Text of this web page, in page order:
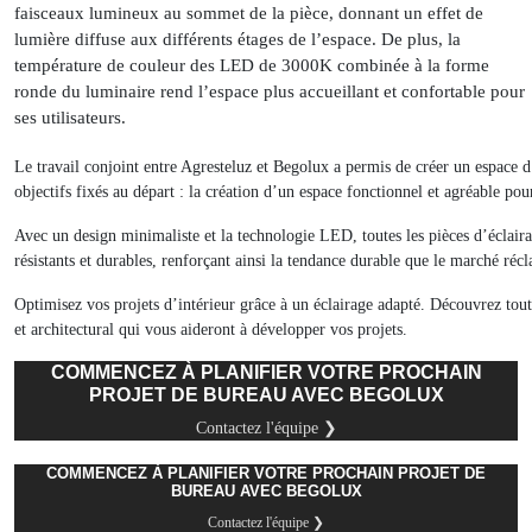
faisceaux lumineux au sommet de la pièce, donnant un effet de
lumière diffuse aux différents étages de l’espace. De plus, la
température de couleur des LED de 3000K combinée à la forme
ronde du luminaire rend l’espace plus accueillant et confortable pour
ses utilisateurs.
Le travail conjoint entre Agresteluz et Begolux a permis de créer un espace
objectifs fixés au départ : la création d’un espace fonctionnel et agréable
Avec un design minimaliste et la technologie LED, toutes les pièces
résistants et durables, renforçant ainsi la tendance durable que le marché
Optimisez vos projets d’intérieur grâce à un éclairage adapté. Découvrez
et architectural qui vous aideront à développer vos projets.
COMMENCEZ À PLANIFIER VOTRE PROCHAIN
PROJET DE BUREAU AVEC BEGOLUX
Contactez l'équipe ❯
COMMENCEZ À PLANIFIER VOTRE PROCHAIN PROJET DE
BUREAU AVEC BEGOLUX
Contactez l'équipe ❯